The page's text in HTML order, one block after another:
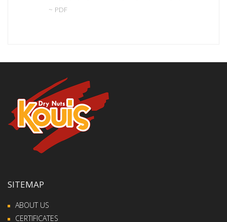
~ PDF
SITEMAP
ABOUT US
CERTIFICATES